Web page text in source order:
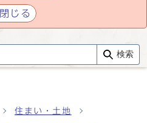
閉じる
検索
住まい・土地